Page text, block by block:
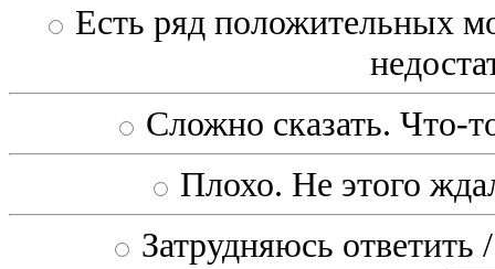
Есть ряд положительных
Сложно сказать. Что-
Плохо. Не этого
Затрудняюсь